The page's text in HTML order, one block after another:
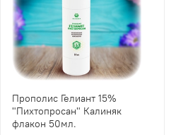
Прополис Гелиант 15%
"Пихтопросан" Калиняк
флакон 50мл.